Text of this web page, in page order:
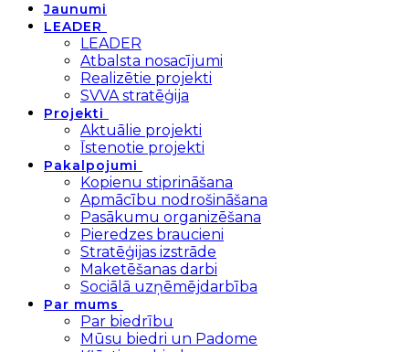
Jaunumi
LEADER
LEADER
Atbalsta nosacījumi
Realizētie projekti
SVVA stratēģija
Projekti
Aktuālie projekti
Īstenotie projekti
Pakalpojumi
Kopienu stiprināšana
Apmācību nodrošināšana
Pasākumu organizēšana
Pieredzes braucieni
Stratēģijas izstrāde
Maketēšanas darbi
Sociālā uzņēmējdarbība
Par mums
Par biedrību
Mūsu biedri un Padome